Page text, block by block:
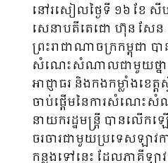
នៅរសៀលថ្ងៃទី ១៦ ខែ សី
សេនាបតីតេជោ ហ៊ុន សែន ន
ព្រះរាជាណាចក្រកម្ពុជា
សំណេះសំណាលជាមួយថ្នាក់
អាជ្ញាធរ និងកងកម្លាំងខេ
ចាប់ផ្ដើមនៃការសំណេះ
នាយករដ្ឋមន្ត្រី បានលើក
ចរចារជាមួយប្រទេសឡាវ
កន្លងទៅនេះ ដែលភាគីឡ